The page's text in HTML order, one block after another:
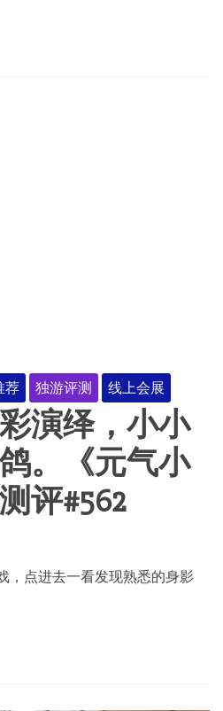
荐 独游评测 线上会展
演绎，小小
。《元气小
评#562
，点进去一看发现熟悉的身影